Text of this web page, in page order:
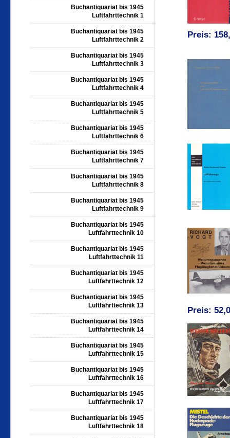
Preis:
Preis:
Buchantiquariat bis 1945
Luftfahrttechnik 1
Buchantiquariat bis 1945
Luftfahrttechnik 2
Buchantiquariat bis 1945
Luftfahrttechnik 3
Buchantiquariat bis 1945
Luftfahrttechnik 4
Buchantiquariat bis 1945
Luftfahrttechnik 5
Buchantiquariat bis 1945
Luftfahrttechnik 6
Buchantiquariat bis 1945
Luftfahrttechnik 7
Buchantiquariat bis 1945
Luftfahrttechnik 8
Buchantiquariat bis 1945
Luftfahrttechnik 9
Buchantiquariat bis 1945
Luftfahrttechnik 10
Buchantiquariat bis 1945
Luftfahrttechnik 11
Buchantiquariat bis 1945
Luftfahrttechnik 12
Buchantiquariat bis 1945
Luftfahrttechnik 13
Buchantiquariat bis 1945
Luftfahrttechnik 14
Buchantiquariat bis 1945
Luftfahrttechnik 15
Buchantiquariat bis 1945
Luftfahrttechnik 16
Buchantiquariat bis 1945
Luftfahrttechnik 17
Buchantiquariat bis 1945
Luftfahrttechnik 18